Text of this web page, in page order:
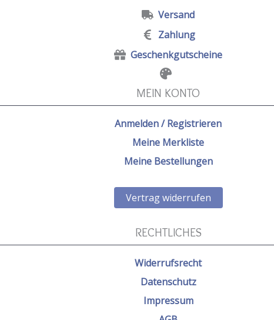
Versand
Zahlung
Geschenkgutscheine
MEIN KONTO
Anmelden / Registrieren
Meine Merkliste
Meine Bestellungen
Vertrag widerrufen
RECHTLICHES
Widerrufsrecht
Datenschutz
Impressum